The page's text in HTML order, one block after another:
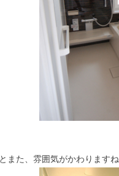
また、雰囲気がかわりますね